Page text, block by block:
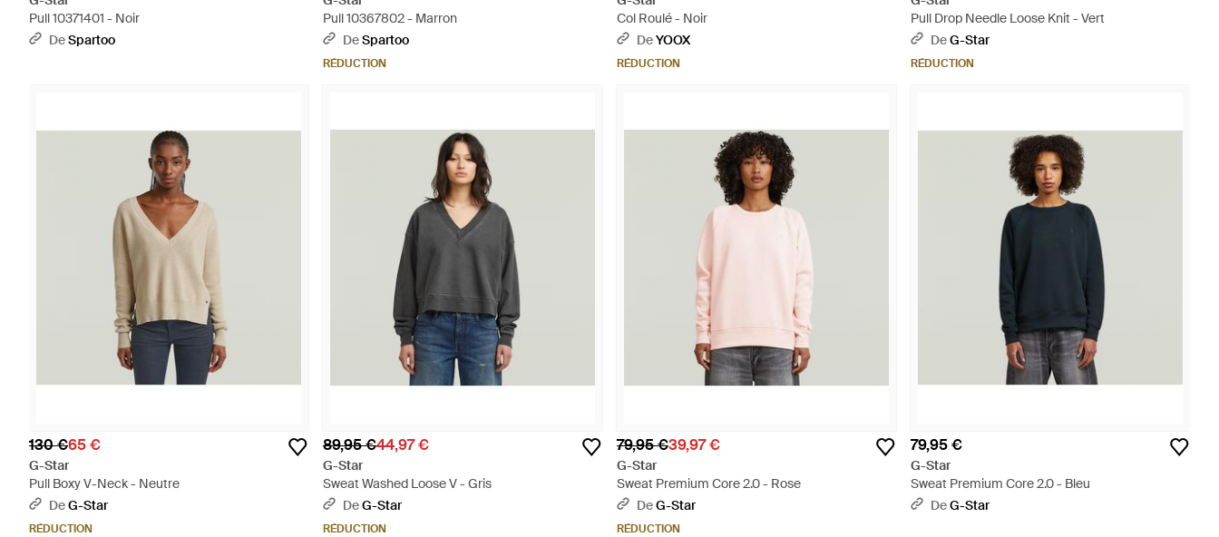
Pull 10371401 - Noir
DeSpartoo
Pull 10367802 - Marron
DeSpartoo
RÉDUCTION
Col Roulé - Noir
DeYOOX
RÉDUCTION
Pull Drop Needle Loose Knit - Vert
DeG-Star
RÉDUCTION
130 €65 €
G-Star
Pull Boxy V-Neck - Neutre
DeG-Star
RÉDUCTION
89,95 €44,97 €
G-Star
Sweat Washed Loose V - Gris
DeG-Star
RÉDUCTION
79,95 €39,97 €
G-Star
Sweat Premium Core 2.0 - Rose
DeG-Star
RÉDUCTION
79,95 €
G-Star
Sweat Premium Core 2.0 - Bleu
DeG-Star